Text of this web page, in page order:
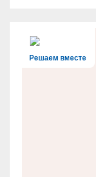
Решаем вместе